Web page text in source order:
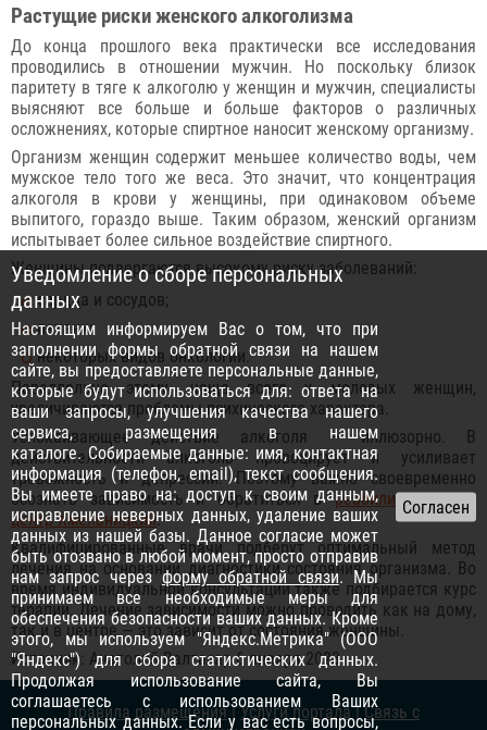
Растущие риски женского алкоголизма
До конца прошлого века практически все исследования
проводились в отношении мужчин. Но поскольку близок
паритету в тяге к алкоголю у женщин и мужчин, специалисты
выясняют все больше и больше факторов о различных
осложнениях, которые спиртное наносит женскому организму.
Организм женщин содержит меньшее количество воды, чем
мужское тело того же веса. Это значит, что концентрация
алкоголя в крови у женщины, при одинаковом объеме
выпитого, гораздо выше. Таким образом, женский организм
испытывает более сильное воздействие спиртного.
Женщины подвергаются высокому риску заболеваний:
сердца и сосудов;
печени;
некоторых видов онкологии.
Параллельно этому, чаще всего у молодых женщин,
увеличиваются проблемы психического характера.
Успокаивающее действие алкоголя — иллюзорно. В
действительности алкоголь провоцирует и усиливает
тревожность и депрессии. Поэтому важно своевременно
осознать зависимость и обратиться вреабилитационный
центр Хмельницкий.
Квалифицированные врачи подберут оптимальный метод
лечения на основании диагностики состояния организма. Во
время индивидуальной консультации также подбирается курс
терапии. Лечение зависимости можно проводить как на дому,
так и в центре — это зависит от состояния женщины.
Источник: Анатолий Валтасар 6 января 2023
Правила размещения|Услуги портала|Связь с
Уведомление о сборе персональных
данных
Настоящим информируем Вас о том, что при
заполнении формы обратной связи на нашем
сайте, вы предоставляете персональные данные,
которые будут использоваться для: ответа на
ваши запросы, улучшения качества нашего
сервиса, размещения в нашем
каталоге. Собираемые данные: имя, контактная
информация (телефон, email), текст сообщения.
Вы имеете право на: доступ к своим данным,
исправление неверных данных, удаление ваших
данных из нашей базы. Данное согласие может
быть отозвано в любой момент, просто отправив
нам запрос черезформу обратной связи. Мы
принимаем все необходимые меры для
обеспечения безопасности ваших данных. Кроме
этого, мы используем "Яндекс.Метрика" (ООО
"Яндекс") для сбора статистических данных.
Продолжая использование сайта, Вы
соглашаетесь с использованием Ваших
персональных данных. Если у вас есть вопросы,